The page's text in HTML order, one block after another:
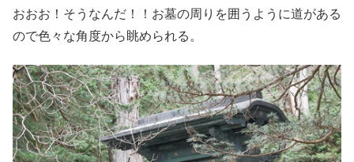
おおお！そうなんだ！！お墓の周りを囲うように道がある
ので色々な角度から眺められる。